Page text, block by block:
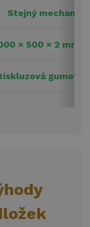
Stejný
× 500 × 2 mm
gumová